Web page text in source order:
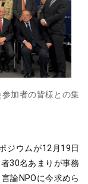
加者の皆様との集
ジウムが12月19日
30名あまりが事務
論NPOに今求めら